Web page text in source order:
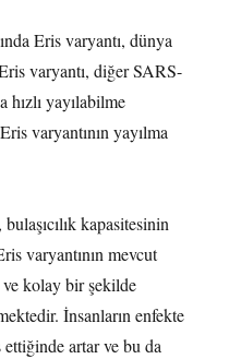
Eris varyantı, dünya
varyantı, diğer SARS-
hızlı yayılabilme
varyantının yayılma
kapasitesinin
varyantının mevcut
ve kolay bir şekilde
İnsanların enfekte
artar ve bu da